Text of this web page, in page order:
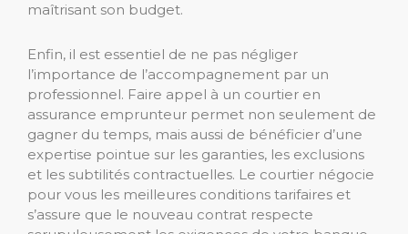
maîtrisant son budget.
Enfin, il est essentiel de ne pas négliger
l’importance de l’accompagnement par un
professionnel. Faire appel à un courtier en
assurance emprunteur permet non seulement de
gagner du temps, mais aussi de bénéficier d’une
expertise pointue sur les garanties, les exclusions
et les subtilités contractuelles. Le courtier négocie
pour vous les meilleures conditions tarifaires et
s’assure que le nouveau contrat respecte